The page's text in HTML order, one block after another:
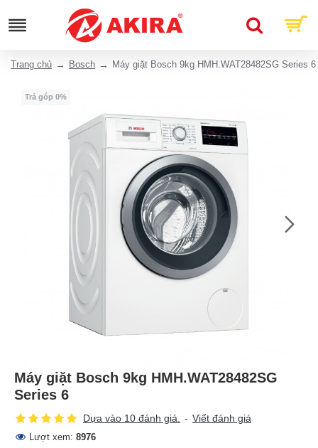
Trang chủ Bosch Máy giặt Bosch 9kg HMH.WAT28482SG Series 6
Trả góp 0%
Máy giặt Bosch 9kg HMH.WAT28482SG
Series 6
Dựa vào 10 đánh giá. - Viết đánh giá
Lượt xem: 8976